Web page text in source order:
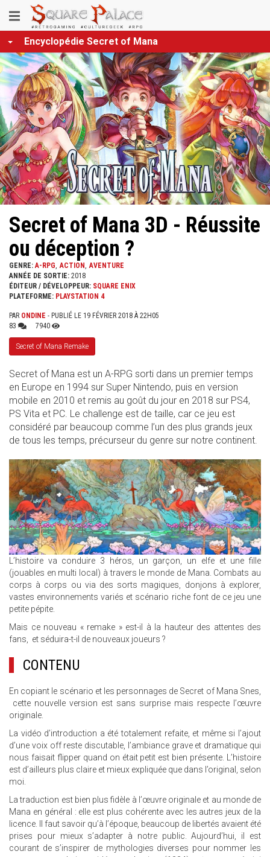
au
contenu
principal
Toggle
navigation
Encyclopédie Secret of Mana
Secret of Mana 3D - Réussite
ou déception ?
GENRE:A-RPG ACTION
AVENTURE
ANNÉE DE SORTIE: 2018
ÉDITEUR / DÉVELOPPEUR: SQUARE ENIX
PLATEFORME: PLAYSTATION 4
PAR ONDINE - PUBLIÉ LE 19 FÉVRIER 2018 À 22H05
83
7940
Secret of Mana Remake
Secret of Mana est un A-RPG sorti dans un premier temps
en Europe en 1994 sur Super Nintendo, puis en version
mobile en 2010 et remis au goût du jour en 2018 sur PS4,
PS Vita et PC. Le challenge est de taille, car ce jeu est
considéré par beaucoup comme l’un des plus grands jeux
de tous les temps, précurseur du genre sur notre continent.
SANS_TITRE_.JPG
L’histoire va conduire 3 héros, un garçon, un elfe et une fille
(jouables en multi local) à travers le monde de Mana. Combats au
corps à corps ou via des sorts magiques, donjons à explorer,
vastes environnements variés et scénario riche font de ce jeu une
petite pépite.
Mais ce nouveau « remake » est-il à la hauteur des attentes des
fans, et séduira-t-il de nouveaux joueurs ?
CONTENU
En copiant le scénario et les personnages de Secret of Mana Snes,
cette nouvelle version est sans surprise mais respecte l’œuvre
originale.
La vidéo d’introduction a été totalement refaite, et même si l’ajout
d’une voix off reste discutable, l’ambiance grave et dramatique qui
nous faisait flipper quand on était petit est bien présente. L’histoire
est d’ailleurs plus claire et mieux expliquée que dans l’original, selon
moi.
La traduction est bien plus fidèle à l’œuvre originale et au monde de
Mana en général : elle est plus cohérente avec les autres jeux de la
licence. Il faut savoir qu’à l’époque, beaucoup de libertés avaient été
prises pour mieux s’adapter à notre public. Aujourd’hui, il est
courant de s’inspirer de mythologies diverses pour nommer les